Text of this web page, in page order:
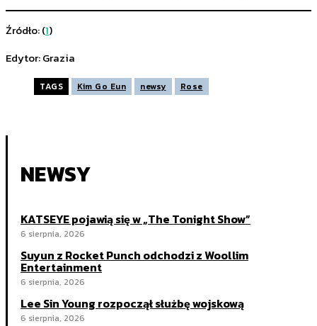
Źródło: (1)
Edytor: Grazia
TAGS Kim Go Eun newsy Rose
NEWSY
KATSEYE pojawią się w „The Tonight Show”
6 sierpnia, 2026
Suyun z Rocket Punch odchodzi z Woollim
Entertainment
6 sierpnia, 2026
Lee Sin Young rozpoczął służbę wojskową
6 sierpnia, 2026